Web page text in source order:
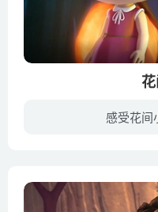
感受花间